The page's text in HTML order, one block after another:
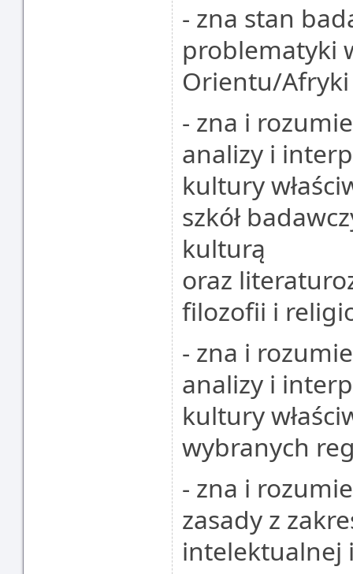
- zna stan
problematyki
Orientu/Afryki
- zna i
analizy i
kultury
szkół
kulturą
oraz
filozofii i
- zna i
analizy i
kultury
wybranych
- zna i
zasady z
intelektualnej